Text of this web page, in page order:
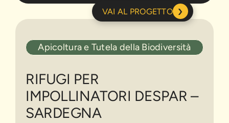
Apicoltura e Tutela della Biodiversità
RIFUGI PER
IMPOLLINATORI DESPAR –
SARDEGNA
per
Despar
–
Sardegna
VAI AL PROGETTO ›